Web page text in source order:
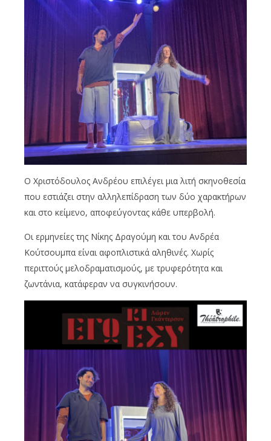
Ο Χριστόδουλος Ανδρέου επιλέγει μια λιτή σκηνοθεσία
που εστιάζει στην αλληλεπίδραση των δύο χαρακτήρων
και στο κείμενο, αποφεύγοντας κάθε υπερβολή.
Οι ερμηνείες της Νίκης Δραγούμη και του Ανδρέα
Κούτσουμπα είναι αφοπλιστικά αληθινές. Χωρίς
περιττούς μελοδραματισμούς, με τρυφερότητα και
ζωντάνια, κατάφεραν να συγκινήσουν.